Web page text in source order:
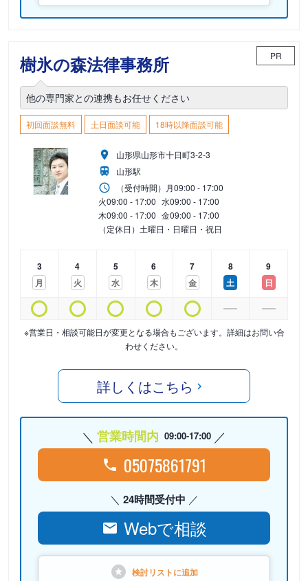
樹氷の森法律事務所 PR
他の専門家との連携もお任せください
初回面談無料 土日面談可能 18時以降面談可能
山形県山形市十日町3-2-3
山形駅
（受付時間） 月09:00 - 17:00
火09:00 - 17:00 水09:00 - 17:00
木09:00 - 17:00 金09:00 - 17:00
（定休日）土曜日・日曜日・祝日
3
月
4
火
5
水
6
木
7
金
8
土
9
日
※営業日・相談可能日が変更となる場合もございます。詳細はお問い合
わせください。
詳しくはこちら
営業時間内 09:00-17:00
05075861791
24時間受付中
Webで相談
検討リストに追加